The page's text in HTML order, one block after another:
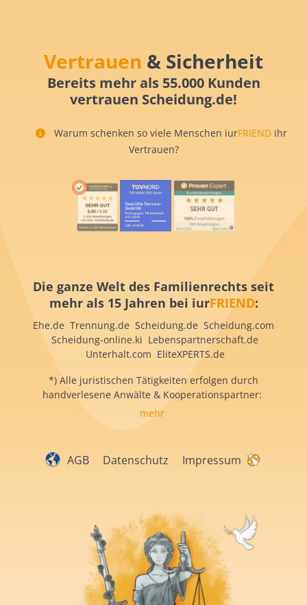
Vertrauen & Sicherheit
Bereits mehr als 55.000 Kunden
vertrauen Scheidung.de!
Warum schenken so viele Menschen iurFRIEND ihr
Vertrauen?
Die ganze Welt des Familienrechts seit
mehr als 15 Jahren bei iurFRIEND:
Ehe.de Trennung.de Scheidung.de Scheidung.com
Scheidung-online.ki Lebenspartnerschaft.de
Unterhalt.com EliteXPERTS.de
*) Alle juristischen Tätigkeiten erfolgen durch
handverlesene Anwälte & Kooperationspartner:
mehr
AGB Datenschutz Impressum